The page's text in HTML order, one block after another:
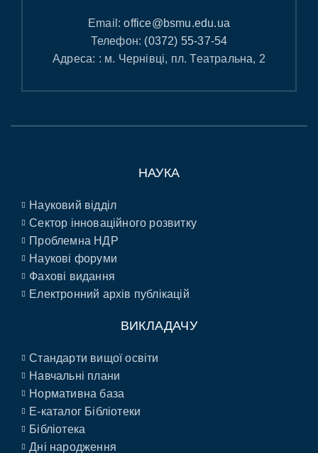
Email:office@bsmu.edu.ua
Телефон: (0372) 55-37-54
Адреса: : м. Чернівці, пл. Театральна, 2
НАУКА
Науковий відділ
Сектор інноваційного розвитку
Проблемна НДР
Наукові форуми
Фахові видання
Електронний архів публікацій
ВИКЛАДАЧУ
Стандарти вищої освіти
Навчальні плани
Нормативна база
E-каталог Бібліотеки
Бібліотека
Дні народження